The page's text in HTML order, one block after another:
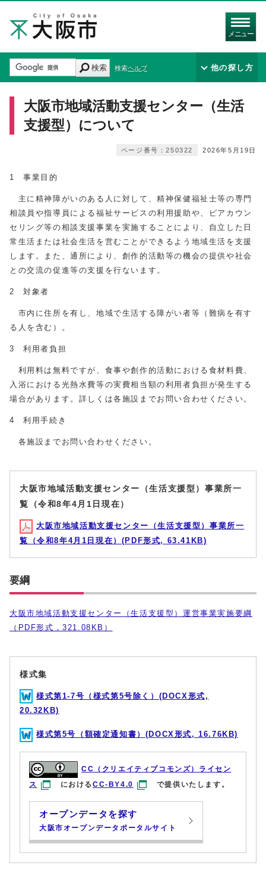
メニュー
検索 検索ヘルプ 他の探し方
大阪市地域活動支援センター（生活
支援型）について
2026年5月19日
ページ番号：250322
1 事業目的
主に精神障がいのある人に対して、精神保健福祉士等の専門
相談員や指導員による福祉サービスの利用援助や、ピアカウン
セリング等の相談支援事業を実施することにより、自立した日
常生活または社会生活を営むことができるよう地域生活を支援
します。また、通所により、創作的活動等の機会の提供や社会
との交流の促進等の支援を行ないます。
2 対象者
市内に住所を有し、地域で生活する障がい者等（難病を有す
る人を含む）。
3 利用者負担
利用料は無料ですが、食事や創作的活動における食材料費、
入浴における光熱水費等の実費相当額の利用者負担が発生する
場合があります。詳しくは各施設までお問い合わせください。
4 利用手続き
各施設までお問い合わせください。
大阪市地域活動支援センター（生活支援型）事業所一
覧（令和8年4月1日現在）
大阪市地域活動支援センター（生活支援型）事業所一
覧（令和8年4月1日現在）(PDF形式, 63.41KB)
要綱
大阪市地域活動支援センター（生活支援型）運営事業実施要綱
（PDF形式，321.08KB）
様式集
様式第1-7号（様式第5号除く）(DOCX形式,
20.32KB)
様式第5号（額確定通知書）(DOCX形式, 16.76KB)
CC（クリエイティブコモンズ）ライセン
ス
におけるCC-BY4.0 で提供いたします。
オープンデータを探す
大阪市オープンデータポータルサイト